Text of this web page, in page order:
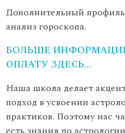
Дополнительный
анализ гороскопа.
БОЛЬШЕ
ОПЛАТУ ЗДЕСЬ…
Наша школа делает
подход в усвоении
практиков. Поэтому нас